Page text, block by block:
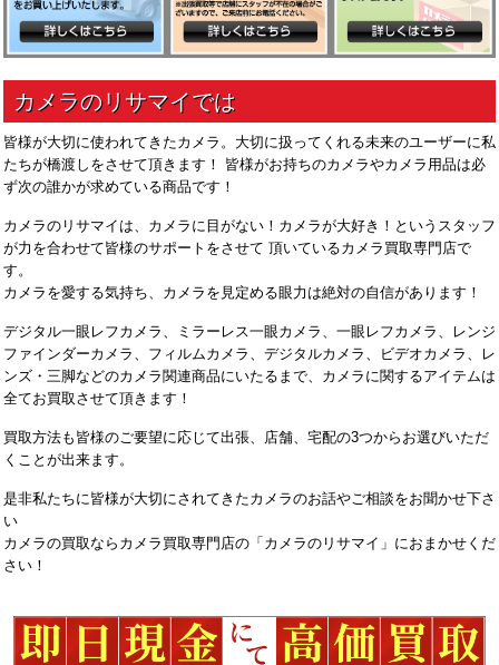
皆様が大切に使われてきたカメラ。大切に扱ってくれる未来のユーザーに私
たちが橋渡しをさせて頂きます！ 皆様がお持ちのカメラやカメラ用品は必
ず次の誰かが求めている商品です！
カメラのリサマイは、カメラに目がない！カメラが大好き！というスタッフ
が力を合わせて皆様のサポートをさせて 頂いているカメラ買取専門店で
す。
カメラを愛する気持ち、カメラを見定める眼力は絶対の自信があります！
デジタル一眼レフカメラ、ミラーレス一眼カメラ、一眼レフカメラ、レンジ
ファインダーカメラ、フィルムカメラ、デジタルカメラ、ビデオカメラ、レ
ンズ・三脚などのカメラ関連商品にいたるまで、カメラに関するアイテムは
全てお買取させて頂きます！
買取方法も皆様のご要望に応じて出張、店舗、宅配の3つからお選びいただ
くことが出来ます。
是非私たちに皆様が大切にされてきたカメラのお話やご相談をお聞かせ下さ
い
カメラの買取ならカメラ買取専門店の「カメラのリサマイ」におまかせくだ
さい！